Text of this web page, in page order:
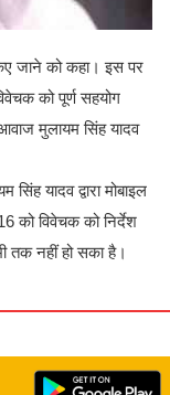
जाने को कहा। इस पर
को पूर्ण सहयोग
मुलायम सिंह यादव
यादव द्वारा मोबाइल
को विवेचक को निर्देश
तक नहीं हो सका है।